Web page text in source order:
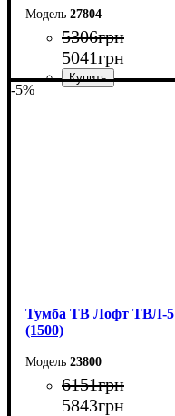
27804
5306грн
5041грн
-5%
Тумба ТВ Лофт ТВЛ-5
(1500)
23800
6151грн
5843грн